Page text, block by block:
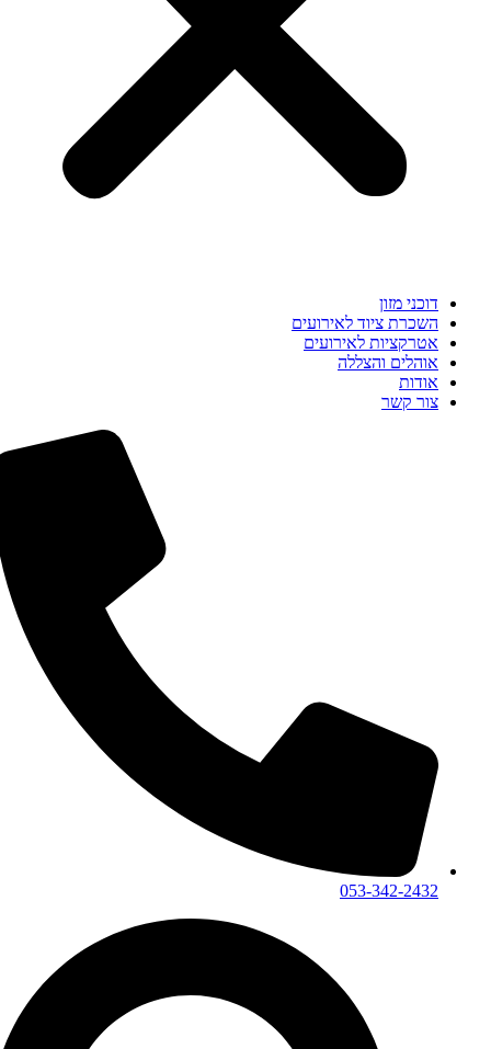
דוכני מזון
השכרת ציוד לאירועים
אטרקציות לאירועים
אוהלים והצללה
אודות
צור קשר
053-342-2432